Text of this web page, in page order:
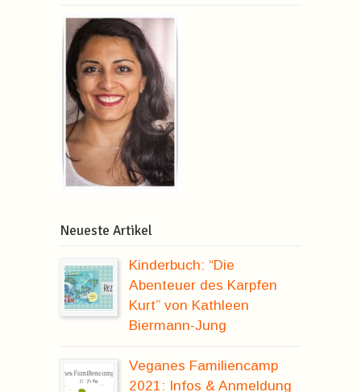
Neueste Artikel
Kinderbuch: “Die
Abenteuer des Karpfen
Kurt” von Kathleen
Biermann-Jung
Veganes Familiencamp
2021: Infos & Anmeldung